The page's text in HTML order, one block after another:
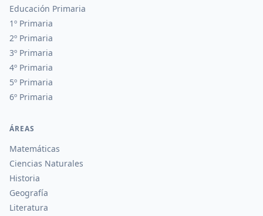
Educación Primaria
1º Primaria
2º Primaria
3º Primaria
4º Primaria
5º Primaria
6º Primaria
ÁREAS
Matemáticas
Ciencias Naturales
Historia
Geografía
Literatura